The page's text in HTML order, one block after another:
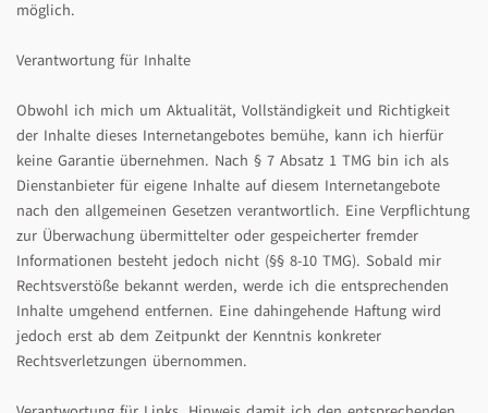
möglich.
Verantwortung für Inhalte
Obwohl ich mich um Aktualität, Vollständigkeit und Richtigkeit
der Inhalte dieses Internetangebotes bemühe, kann ich hierfür
keine Garantie übernehmen. Nach § 7 Absatz 1 TMG bin ich als
Dienstanbieter für eigene Inhalte auf diesem Internetangebote
nach den allgemeinen Gesetzen verantwortlich. Eine Verpflichtung
zur Überwachung übermittelter oder gespeicherter fremder
Informationen besteht jedoch nicht (§§ 8-10 TMG). Sobald mir
Rechtsverstöße bekannt werden, werde ich die entsprechenden
Inhalte umgehend entfernen. Eine dahingehende Haftung wird
jedoch erst ab dem Zeitpunkt der Kenntnis konkreter
Rechtsverletzungen übernommen.